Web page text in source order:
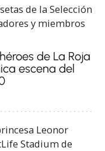
de La Roja
escena del